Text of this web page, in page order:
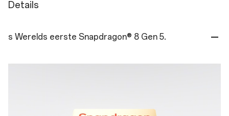
Details
s Werelds eerste Snapdragon® 8 Gen 5.